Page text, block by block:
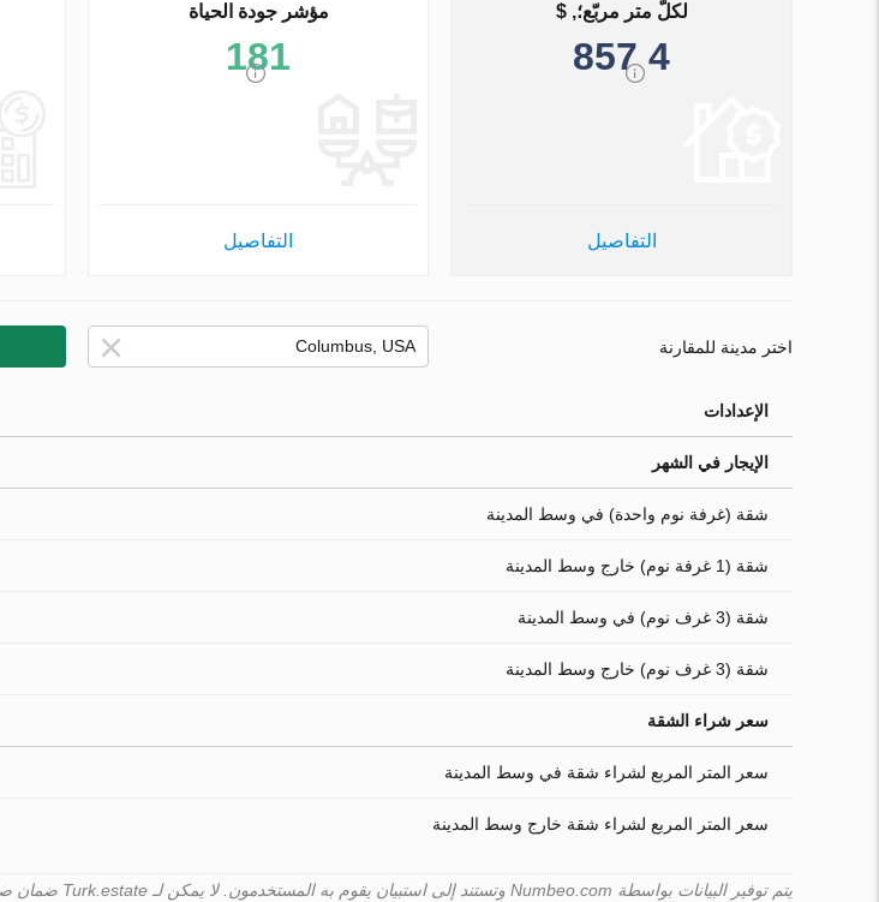
لكلّ متر مربّع؛, $
4 857
التفاصيل
مؤشر جودة الحياة
181
التفاصيل
اختر مدينة للمقارنة
الإعدادات
الإيجار في الشهر
شقة (غرفة نوم واحدة) في وسط المدينة
شقة (1 غرفة نوم) خارج وسط المدينة
شقة (3 غرف نوم) في وسط المدينة
شقة (3 غرف نوم) خارج وسط المدينة
سعر شراء الشقة
سعر المتر المربع لشراء شقة في وسط المدينة
سعر المتر المربع لشراء شقة خارج وسط المدينة
يتم توفير البيانات بواسطة Numbeo.com وتستند إلى استبيان يقوم به المستخدمون. لا يمكن لـ Turk.estate ضمان صحّة هذه البيانات.